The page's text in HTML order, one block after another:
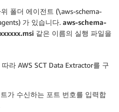
폴더 에이전트 (\aws-schema-
가 있습니다. aws-schema-
같은 이름의 실행 파일을
라 AWS SCT Data Extractor를 구
가 수신하는 포트 번호를 입력합